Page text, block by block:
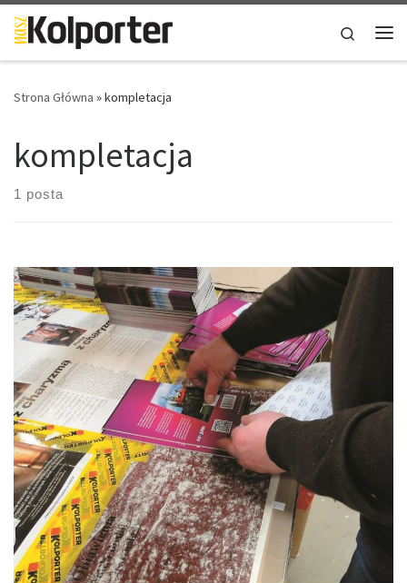
Skip to content
Search
Strona Główna »kompletacja
kompletacja
1 posta